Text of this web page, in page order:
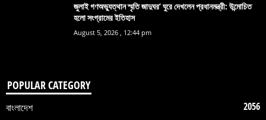
জুলাই গণঅভ্যুত্থান স্মৃতি জাদুঘর’ ঘুরে দেখলেন প্রধানমন্ত্রী: উন্মোচিত
হলো সংগ্রামের ইতিহাস
August 5, 2026 , 12:44 pm
POPULAR CATEGORY
বাংলাদেশ
2056